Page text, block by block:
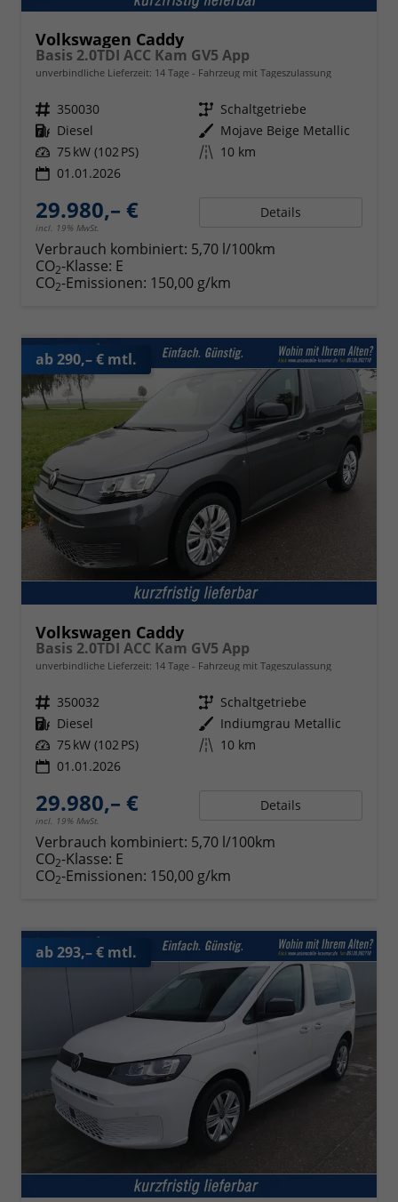
Volkswagen Caddy
Basis 2.0TDI ACC Kam GV5 App
unverbindliche Lieferzeit: 14 Tage Fahrzeug mit Tageszulassung
Fahrzeugnr. 350030 Getriebe Schaltgetriebe
Kraftstoff Diesel Außenfarbe Mojave Beige Metallic
Leistung 75 kW (102 PS) Kilometerstand 10 km
01.01.2026
29.980,– €
incl. 19% MwSt.
Details
Verbrauch kombiniert: 5,70 l/100km
CO2-Klasse: E
CO2-Emissionen: 150,00 g/km
ab 290,– € mtl.
Volkswagen Caddy
Basis 2.0TDI ACC Kam GV5 App
unverbindliche Lieferzeit: 14 Tage Fahrzeug mit Tageszulassung
Fahrzeugnr. 350032 Getriebe Schaltgetriebe
Kraftstoff Diesel Außenfarbe Indiumgrau Metallic
Leistung 75 kW (102 PS) Kilometerstand 10 km
01.01.2026
29.980,– €
incl. 19% MwSt.
Details
Verbrauch kombiniert: 5,70 l/100km
CO2-Klasse: E
CO2-Emissionen: 150,00 g/km
ab 293,– € mtl.